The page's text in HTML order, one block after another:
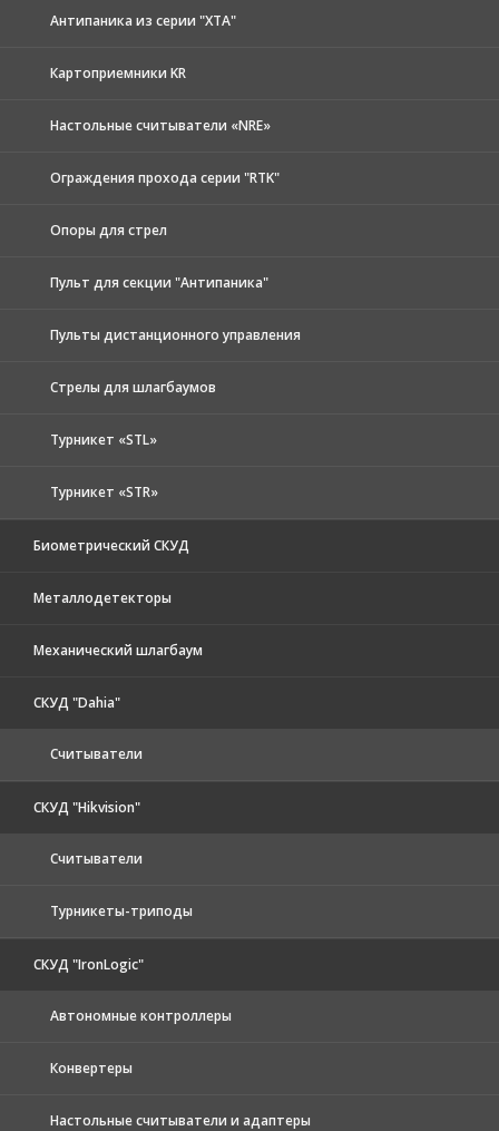
Антипаника из серии "XTA"
Картоприемники KR
Настольные считыватели «NRE»
Ограждения прохода серии "RTK"
Опоры для стрел
Пульт для секции "Антипаника"
Пульты дистанционного управления
Стрелы для шлагбаумов
Турникет «STL»
Турникет «STR»
Биометрический СКУД
Металлодетекторы
Механический шлагбаум
СКУД "Dahia"
Считыватели
СКУД "Hikvision"
Считыватели
Турникеты-триподы
СКУД "IronLogic"
Автономные контроллеры
Конвертеры
Настольные считыватели и адаптеры